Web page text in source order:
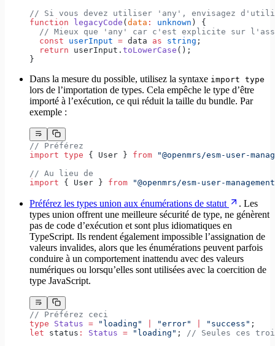
// Si vous devez utiliser 'any', envisagez
function legacyCode ( data : unknown ) {
// Mieux que 'any' car c'est explicite sur
  const
userInput = data as string ;
  return
userInput. toLowerCase ();
}
Dans la mesure du possible, utilisez la syntaxe import type
lors de l’importation de types. Cela empêche le type d’être
importé à l’exécution, ce qui réduit la taille du bundle. Par
exemple :
// Préférez
import type { User } from "@openmrs/esm-user-
// Au lieu de
import { User } from "@openmrs/esm-user-
Préférez les types union aux énumérations de statut
. Les
types union offrent une meilleure sécurité de type, ne génèrent
pas de code d’exécution et sont plus idiomatiques en
TypeScript. Ils rendent également impossible l’assignation de
valeurs invalides, alors que les énumérations peuvent parfois
conduire à un comportement inattendu avec des valeurs
numériques ou lorsqu’elles sont utilisées avec la coercition de
type JavaScript.
// Préférez ceci
type Status = "loading" "error" "success" ;
let status : Status = "loading" ; // Seules ces